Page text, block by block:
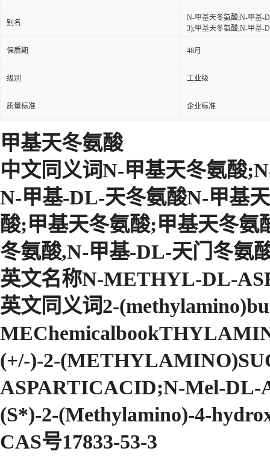
别名
N-甲基天冬氨酸;N-甲基-
3);甲基天冬氨酸,N-甲基-
保质期 48月
级别 工业级
质量标准 企业标准
甲基天冬氨酸
中文同义词N-甲基天冬氨酸
N-甲基-DL-天冬氨酸N-甲基
酸;甲基天冬氨酸;甲基天冬氨
冬氨酸,N-甲基-DL-天门冬氨
英文名称N-METHYL-DL-
英文同义词2-
(+/-)-2-
ASPARTICACID;N-Mel-DL-
(S*)-2-(Methylamino)-4-
CAS号17833-53-3